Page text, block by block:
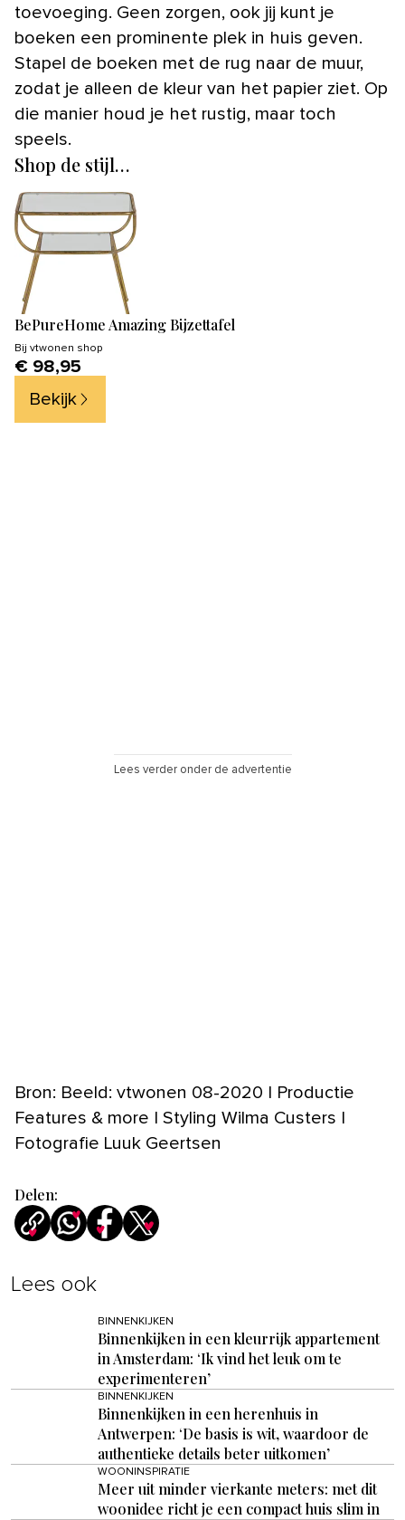
toevoeging. Geen zorgen, ook jij kunt je
boeken een prominente plek in huis geven.
Stapel de boeken met de rug naar de muur,
zodat je alleen de kleur van het papier ziet. Op
die manier houd je het rustig, maar toch
speels.
Shop de stijl…
BePureHome Amazing Bijzettafel
Bij vtwonen shop
€ 98,95
Bekijk
Lees verder onder de advertentie
Bron: Beeld: vtwonen 08-2020 | Productie
Features & more | Styling Wilma Custers |
Fotografie Luuk Geertsen
Delen:
Lees ook
BINNENKIJKEN
Binnenkijken in een kleurrijk appartement
in Amsterdam: ‘Ik vind het leuk om te
experimenteren’
BINNENKIJKEN
Binnenkijken in een herenhuis in
Antwerpen: ‘De basis is wit, waardoor de
authentieke details beter uitkomen’
WOONINSPIRATIE
Meer uit minder vierkante meters: met dit
woonidee richt je een compact huis slim in